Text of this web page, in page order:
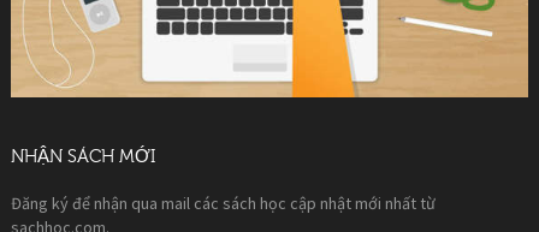
NHẬN SÁCH MỚI
Đăng ký để nhận qua mail các sách học cập nhật mới nhất từ
sachhoc.com.